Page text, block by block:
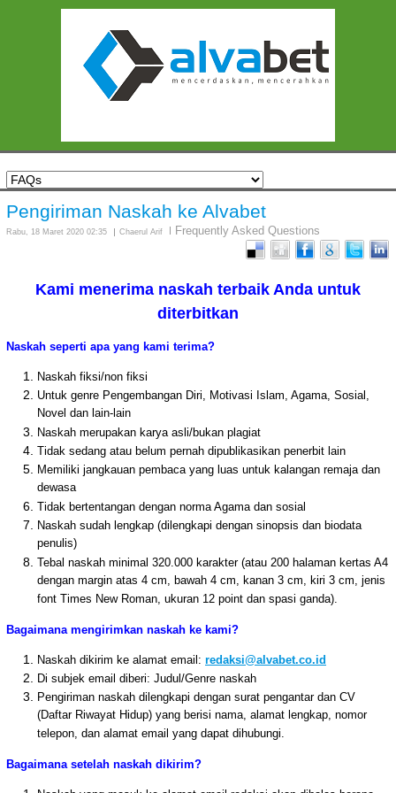
Pengiriman Naskah ke Alvabet
Rabu, 18 Maret 2020 02:35 Chaerul Arif Frequently Asked Questions
Kami menerima naskah terbaik Anda untuk
diterbitkan
Naskah seperti apa yang kami terima?
Naskah fiksi/non fiksi
Untuk genre Pengembangan Diri, Motivasi Islam, Agama, Sosial,
Novel dan lain-lain
Naskah merupakan karya asli/bukan plagiat
Tidak sedang atau belum pernah dipublikasikan penerbit lain
Memiliki jangkauan pembaca yang luas untuk kalangan remaja dan
dewasa
Tidak bertentangan dengan norma Agama dan sosial
Naskah sudah lengkap (dilengkapi dengan sinopsis dan biodata
penulis)
Tebal naskah minimal 320.000 karakter (atau 200 halaman kertas A4
dengan margin atas 4 cm, bawah 4 cm, kanan 3 cm, kiri 3 cm, jenis
font Times New Roman, ukuran 12 point dan spasi ganda).
Bagaimana mengirimkan naskah ke kami?
Naskah dikirim ke alamat email: redaksi@alvabet.co.id
Di subjek email diberi: Judul/Genre naskah
Pengiriman naskah dilengkapi dengan surat pengantar dan CV
(Daftar Riwayat Hidup) yang berisi nama, alamat lengkap, nomor
telepon, dan alamat email yang dapat dihubungi.
Bagaimana setelah naskah dikirim?